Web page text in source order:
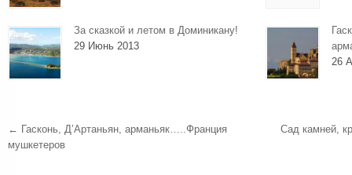
За сказкой и летом в Доминикану!
29 Июнь 2013
26
← Гасконь, Д’Артаньян, арманьяк…..Франция
мушкетеров
Сад камней,